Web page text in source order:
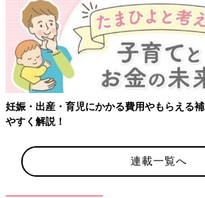
かる費用やもらえる補助金・助成金をわかり
連載一覧へ